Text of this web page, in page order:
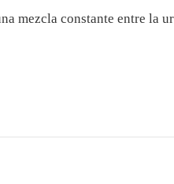
mezcla constante entre la